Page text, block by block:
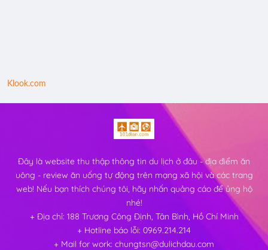
Klook.com
Đây là website thu thập thông tin du lịch ở đâu - địa điểm ăn
uông - review ăn uống tự động trên mạng xã hội và các trang
web! Nếu bạn thích chúng tôi, hãy nhấn quảng cáo để ủng hộ
nhé!
+ Địa chỉ: 188 Trương Công Định, Tân Bình, Hồ Chí Minh
+ Hotline báo lỗi: 0969.214.214
+ Mail for work: chungtsn@dulichdau.com